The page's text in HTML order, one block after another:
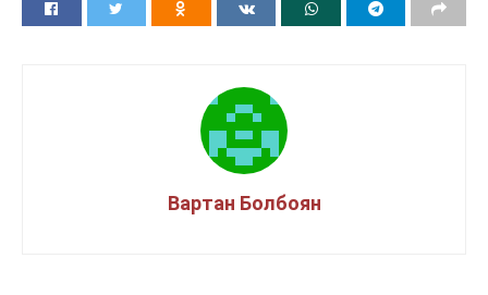
Вартан Болбоян